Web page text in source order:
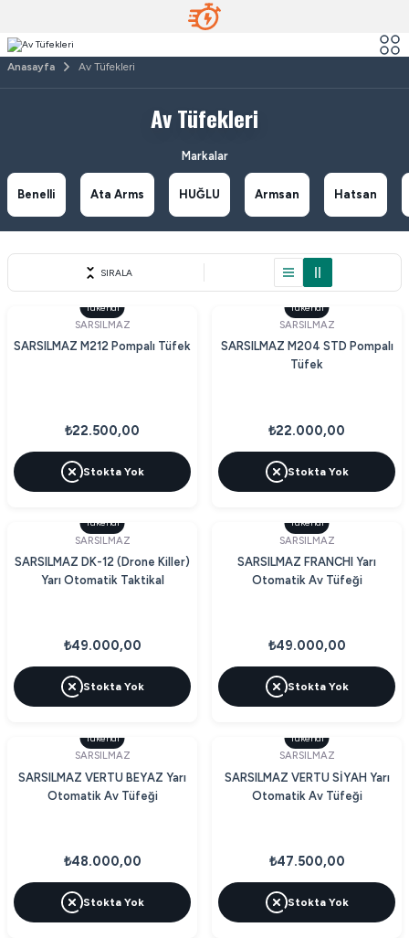
Anasayfa Av Tüfekleri
Av Tüfekleri
Markalar
Benelli Ata Arms HUĞLU Armsan Hatsan
SIRALA
Tükendi
SARSILMAZ
SARSILMAZ M212 Pompalı Tüfek
₺22.500,00
Stokta Yok
Tükendi
SARSILMAZ
SARSILMAZ M204 STD Pompalı
Tüfek
₺22.000,00
Stokta Yok
Tükendi
SARSILMAZ
SARSILMAZ DK-12 (Drone Killer)
Yarı Otomatik Taktikal
₺49.000,00
Stokta Yok
Tükendi
SARSILMAZ
SARSILMAZ FRANCHI Yarı
Otomatik Av Tüfeği
₺49.000,00
Stokta Yok
Tükendi
SARSILMAZ
SARSILMAZ VERTU BEYAZ Yarı
Otomatik Av Tüfeği
₺48.000,00
Stokta Yok
Tükendi
SARSILMAZ
SARSILMAZ VERTU SİYAH Yarı
Otomatik Av Tüfeği
₺47.500,00
Stokta Yok